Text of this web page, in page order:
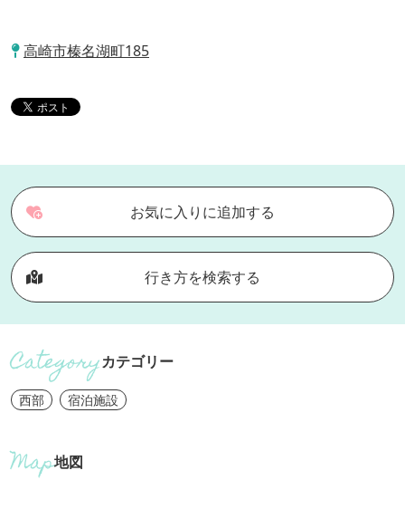
高崎市榛名湖町185
お気に入りに追加する
行き方を検索する
カテゴリー
西部 宿泊施設
地図